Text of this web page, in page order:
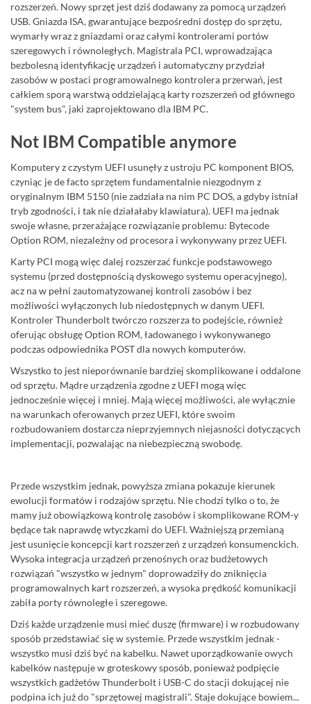
rozszerzeń. Nowy sprzęt jest dziś dodawany za pomocą urządzeń
USB. Gniazda ISA, gwarantujące bezpośredni dostęp do sprzętu,
wymarły wraz z gniazdami oraz całymi kontrolerami portów
szeregowych i równoległych. Magistrala PCI, wprowadzająca
bezbolesną identyfikację urządzeń i automatyczny przydział
zasobów w postaci programowalnego kontrolera przerwań, jest
całkiem sporą warstwą oddzielającą karty rozszerzeń od głównego
"system bus", jaki zaprojektowano dla IBM PC.
Not IBM Compatible anymore
Komputery z czystym UEFI usunęły z ustroju PC komponent BIOS,
czyniąc je de facto sprzętem fundamentalnie niezgodnym z
oryginalnym IBM 5150 (nie zadziała na nim PC DOS, a gdyby istniał
tryb zgodności, i tak nie działałaby klawiatura). UEFI ma jednak
swoje własne, przerażające rozwiązanie problemu: Bytecode
Option ROM, niezależny od procesora i wykonywany przez UEFI.
Karty PCI mogą więc dalej rozszerzać funkcje podstawowego
systemu (przed dostępnością dyskowego systemu operacyjnego),
acz na w pełni zautomatyzowanej kontroli zasobów i bez
możliwości wyłączonych lub niedostępnych w danym UEFI.
Kontroler Thunderbolt twórczo rozszerza to podejście, również
oferując obsługę Option ROM, ładowanego i wykonywanego
podczas odpowiednika POST dla nowych komputerów.
Wszystko to jest nieporównanie bardziej skomplikowane i oddalone
od sprzętu. Mądre urządzenia zgodne z UEFI mogą więc
jednocześnie więcej i mniej. Mają więcej możliwości, ale wyłącznie
na warunkach oferowanych przez UEFI, które swoim
rozbudowaniem dostarcza nieprzyjemnych niejasności dotyczących
implementacji, pozwalając na niebezpieczną swobodę.
Przede wszystkim jednak, powyższa zmiana pokazuje kierunek
ewolucji formatów i rodzajów sprzętu. Nie chodzi tylko o to, że
mamy już obowiązkową kontrolę zasobów i skomplikowane ROM-y
będące tak naprawdę wtyczkami do UEFI. Ważniejszą przemianą
jest usunięcie koncepcji kart rozszerzeń z urządzeń konsumenckich.
Wysoka integracja urządzeń przenośnych oraz budżetowych
rozwiązań "wszystko w jednym" doprowadziły do zniknięcia
programowalnych kart rozszerzeń, a wysoka prędkość komunikacji
zabiła porty równoległe i szeregowe.
Dziś każde urządzenie musi mieć duszę (firmware) i w rozbudowany
sposób przedstawiać się w systemie. Przede wszystkim jednak -
wszystko musi dziś być na kabelku. Nawet uporządkowanie owych
kabelków następuje w groteskowy sposób, ponieważ podpięcie
wszystkich gadżetów Thunderbolt i USB-C do stacji dokującej nie
podpina ich już do "sprzętowej magistrali". Staje dokujące bowiem...